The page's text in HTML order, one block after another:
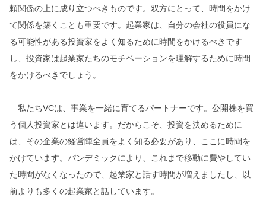
頼関係の上に成り立つべきものです。双方にとって、時間をかけ
て関係を築くことも重要です。起業家は、自分の会社の役員にな
る可能性がある投資家をよく知るために時間をかけるべきです
し、投資家は起業家たちのモチベーションを理解するために時間
をかけるべきでしょう。
私たちVCは、事業を一緒に育てるパートナーです。公開株を買
う個人投資家とは違います。だからこそ、投資を決めるために
は、その企業の経営陣全員をよく知る必要があり、ここに時間を
かけています。パンデミックにより、これまで移動に費やしてい
た時間がなくなったので、起業家と話す時間が増えましたし、以
前よりも多くの起業家と話しています。